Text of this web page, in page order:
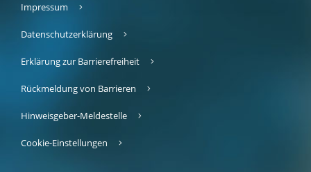
Impressum
Datenschutzerklärung
Erklärung zur Barrierefreiheit
Rückmeldung von Barrieren
Hinweisgeber-Meldestelle
Cookie-Einstellungen